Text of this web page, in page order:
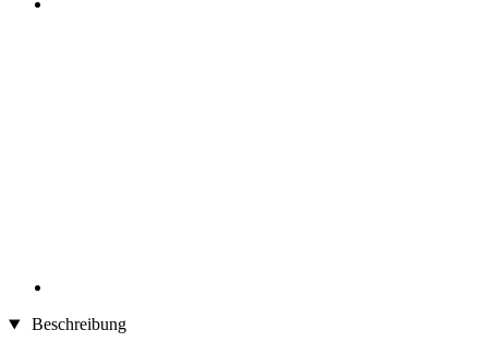
Beschreibung